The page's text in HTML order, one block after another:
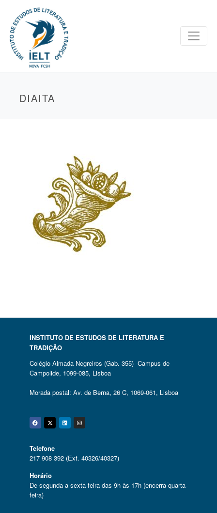
DIAITA
INSTITUTO DE ESTUDOS DE LITERATURA E
TRADIÇÃO
Colégio Almada Negreiros (Gab. 355) Campus de
Campolide, 1099-085, Lisboa
Morada postal: Av. de Berna, 26 C, 1069-061, Lisboa
Facebook
Twitter
Linkedin
Instagram
Telefone
217 908 392 (Ext. 40326/40327)
Horário
De segunda a sexta-feira das 9h às 17h (encerra quarta-
feira)